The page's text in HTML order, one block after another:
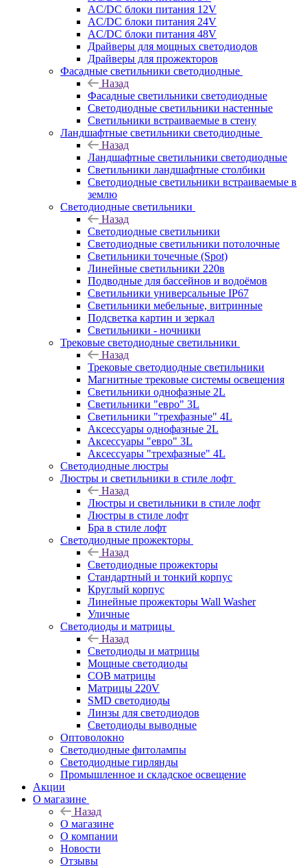
AC/DC блоки питания 12V
AC/DC блоки питания 24V
AC/DC блоки питания 48V
Драйверы для мощных светодиодов
Драйверы для прожекторов
Фасадные светильники светодиодные
Назад
Фасадные светильники светодиодные
Светодиодные светильники настенные
Светильники встраиваемые в стену
Ландшафтные светильники светодиодные
Назад
Ландшафтные светильники светодиодные
Светильники ландшафтные столбики
Светодиодные светильники встраиваемые в
землю
Светодиодные светильники
Назад
Светодиодные светильники
Светодиодные светильники потолочные
Светильники точечные (Spot)
Линейные светильники 220в
Подводные для бассейнов и водоёмов
Светильники универсальные IP67
Светильники мебельные, витринные
Подсветка картин и зеркал
Светильники - ночники
Трековые светодиодные светильники
Назад
Трековые светодиодные светильники
Магнитные трековые системы освещения
Светильники однофазные 2L
Светильники "евро" 3L
Светильники "трехфазные" 4L
Аксессуары однофазные 2L
Аксессуары "евро" 3L
Аксессуары "трехфазные" 4L
Светодиодные люстры
Люстры и светильники в стиле лофт
Назад
Люстры и светильники в стиле лофт
Люстры в стиле лофт
Бра в стиле лофт
Светодиодные прожекторы
Назад
Светодиодные прожекторы
Стандартный и тонкий корпус
Круглый корпус
Линейные прожекторы Wall Washer
Уличные
Светодиоды и матрицы
Назад
Светодиоды и матрицы
Мощные светодиоды
COB матрицы
Матрицы 220V
SMD светодиоды
Линзы для светодиодов
Светодиоды выводные
Оптоволокно
Светодиодные фитолампы
Светодиодные гирлянды
Промышленное и складское освещение
Акции
О магазине
Назад
О магазине
О компании
Новости
Отзывы